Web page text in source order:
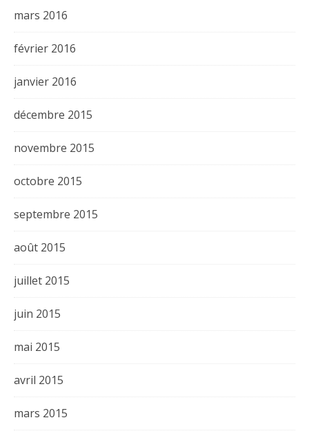
mars 2016
février 2016
janvier 2016
décembre 2015
novembre 2015
octobre 2015
septembre 2015
août 2015
juillet 2015
juin 2015
mai 2015
avril 2015
mars 2015